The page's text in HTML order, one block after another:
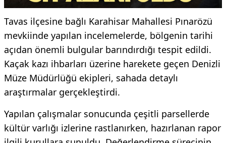
Tavas ilçesine bağlı Karahisar Mahallesi Pınarözü
mevkiinde yapılan incelemelerde, bölgenin tarihi
açıdan önemli bulgular barındırdığı tespit edildi.
Kaçak kazı ihbarları üzerine harekete geçen Denizli
Müze Müdürlüğü ekipleri, sahada detaylı
araştırmalar gerçekleştirdi.
Yapılan çalışmalar sonucunda çeşitli parsellerde
kültür varlığı izlerine rastlanırken, hazırlanan rapor